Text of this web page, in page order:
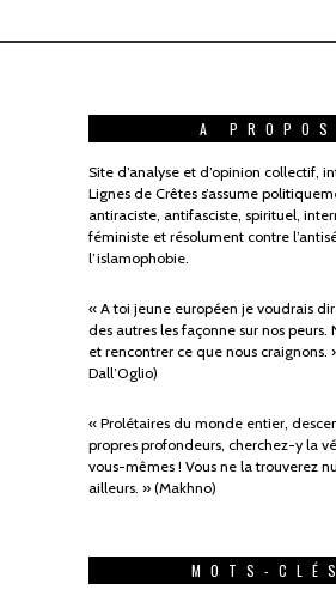
A PROPOS
Site d’analyse et d’opinion collectif,
Lignes de Crêtes s’assume
antiraciste, antifasciste, spirituel,
féministe et résolument contre
l’islamophobie.
« A toi jeune européen je voudrais
des autres les façonne sur nos peurs.
et rencontrer ce que nous craignons.
Dall’Oglio)
« Prolétaires du monde entier,
propres profondeurs, cherchez-y la
vous-mêmes ! Vous ne la trouverez
ailleurs. » (Makhno)
MOTS-CLÉS